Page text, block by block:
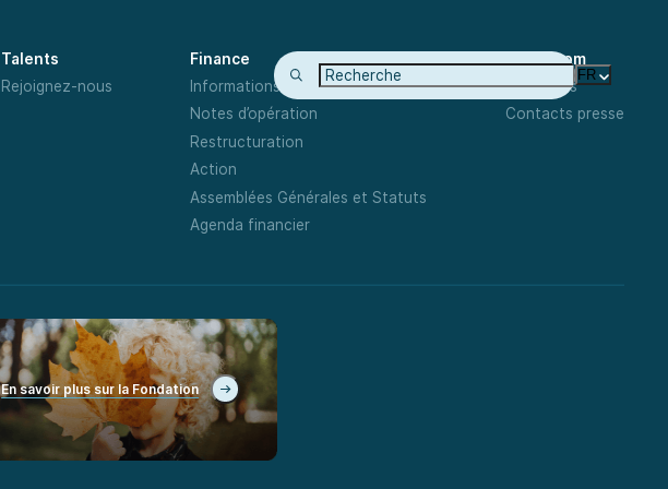
FR
Talents
Rejoignez-nous
Finance
Informations Financières
Notes d’opération
Restructuration
Action
Assemblées Générales et Statuts
Agenda financier
Newsroom
Actualités
Contacts presse
En savoir plus sur la Fondation